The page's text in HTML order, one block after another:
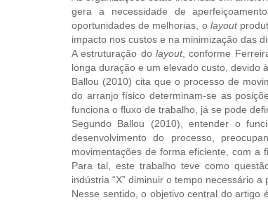
gera a necessidade de
oportunidades de melhorias, o layout
impacto nos custos e na minimização das
A estruturação dolayout, conforme
longa duração e um elevado custo, devido
Ballou (2010) cita que o processo de
do arranjo físico determinam-se as
funciona o fluxo de trabalho, já se pode
Segundo Ballou (2010), entender o
desenvolvimento do processo,
movimentações de forma eficiente, com a
Para tal, este trabalho teve como
indústria “X” diminuir o tempo necessário
Nesse sentido, o objetivo central do